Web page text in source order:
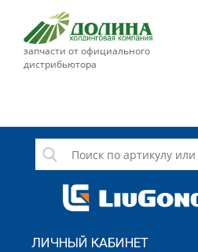
запчасти от официального
дистрибьютора
СЕРВИС
НОВОСТИ
ЛИЧНЫЙ КАБИНЕТ